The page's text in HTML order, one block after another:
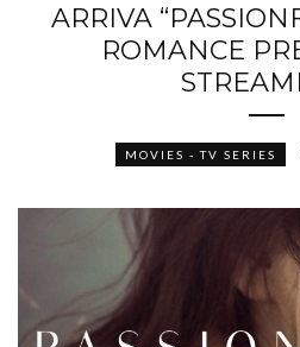
ARRIVA
ROMANCE
MOVIES - TV SERIES